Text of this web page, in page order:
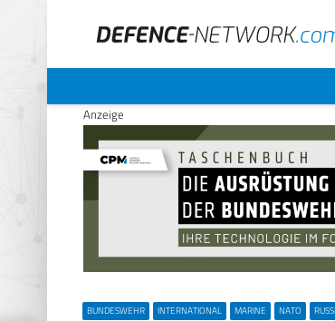
Anzeige
BUNDESWEHR INTERNATIONAL MARINE NATO